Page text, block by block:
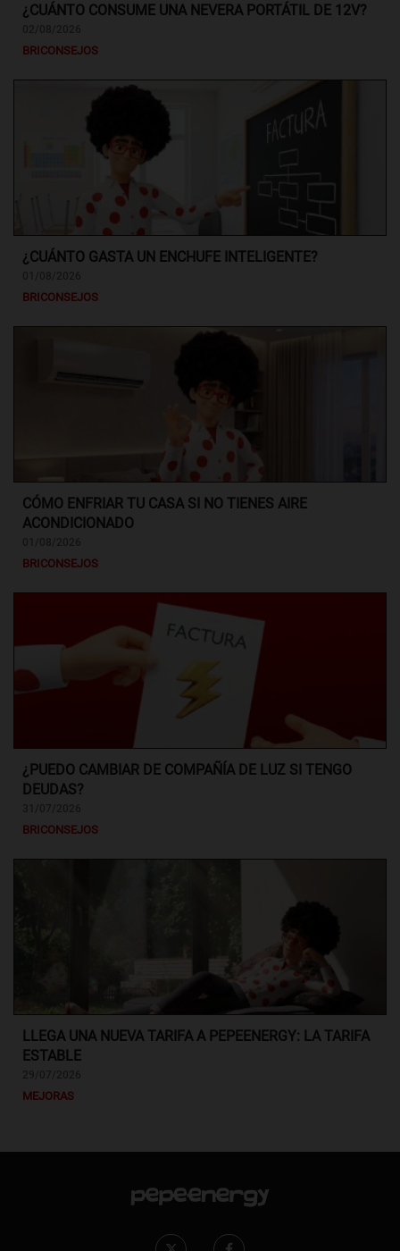
¿CUÁNTO CONSUME UNA NEVERA PORTÁTIL DE 12V?
BRICONSEJOS
¿CUÁNTO GASTA UN ENCHUFE INTELIGENTE?
BRICONSEJOS
CÓMO ENFRIAR TU CASA SI NO TIENES AIRE
ACONDICIONADO
BRICONSEJOS
¿PUEDO CAMBIAR DE COMPAÑÍA DE LUZ SI TENGO
DEUDAS?
BRICONSEJOS
LLEGA UNA NUEVA TARIFA A PEPEENERGY: LA TARIFA
ESTABLE
MEJORAS